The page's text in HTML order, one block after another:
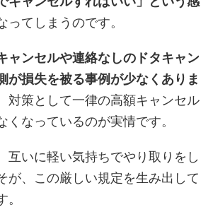
ってしまうのです。
ャンセルや連絡なしのドタキャン
が損失を被る事例が少なくありま
対策として一律の高額キャンセル
くなっているのが実情です。
互いに軽い気持ちでやり取りをし
が、この厳しい規定を生み出して